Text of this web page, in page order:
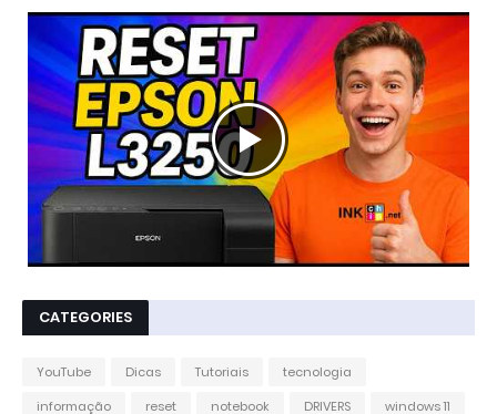
CATEGORIES
YouTube Dicas Tutoriais
tecnologia
informação
reset notebook DRIVERS
windows 11